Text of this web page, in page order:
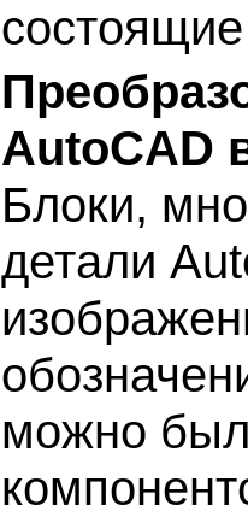
AutoCAD
Блоки,
детали
можно